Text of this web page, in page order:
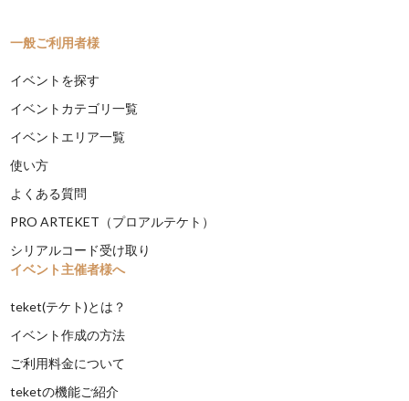
一般ご利用者様
イベントを探す
イベントカテゴリ一覧
イベントエリア一覧
使い方
よくある質問
PRO ARTEKET（プロアルテケト）
シリアルコード受け取り
イベント主催者様へ
teket(テケト)とは？
イベント作成の方法
ご利用料金について
teketの機能ご紹介